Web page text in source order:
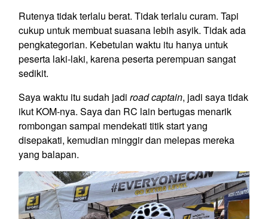
Rutenya tidak terlalu berat. Tidak terlalu curam. Tapi
cukup untuk membuat suasana lebih asyik. Tidak ada
pengkategorian. Kebetulan waktu itu hanya untuk
peserta laki-laki, karena peserta perempuan sangat
sedikit.
Saya waktu itu sudah jadi road captain, jadi saya tidak
ikut KOM-nya. Saya dan RC lain bertugas menarik
rombongan sampai mendekati titik start yang
disepakati, kemudian minggir dan melepas mereka
yang balapan.